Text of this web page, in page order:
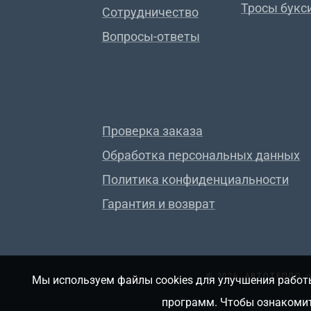
Сотрудничество
Вопросы-ответы
Тросы
Проверка заказа
Обработка персональных данных
Политика конфиденциальности
Гарантия и возврат
© 2026, АВТОТЕПЛО
Мы используем файлы cookies для улучшения
программ. Чтобы